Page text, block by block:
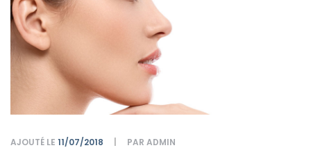
AJOUTÉ LE 11/07/2018 PAR ADMIN